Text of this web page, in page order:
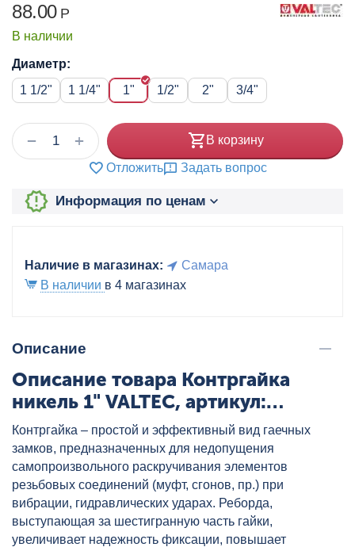
88.00 Р
В наличии
Диаметр:
1 1/2"
1 1/4" 1" 1/2" 2" 3/4"
+
− В корзину
Отложить Задать вопрос
Информация по ценам
Наличие в магазинах:
Самара
В наличии в 4 магазинах
Описание
Описание товара Контргайка
никель 1" VALTEC, артикул:
VTr.655.N.0006
Контргайка – простой и эффективный вид гаечных
замков, предназначенных для недопущения
самопроизвольного раскручивания элементов
резьбовых соединений (муфт, сгонов, пр.) при
вибрации, гидравлических ударах. Реборда,
выступающая за шестигранную часть гайки,
увеличивает надежность фиксации, повышает